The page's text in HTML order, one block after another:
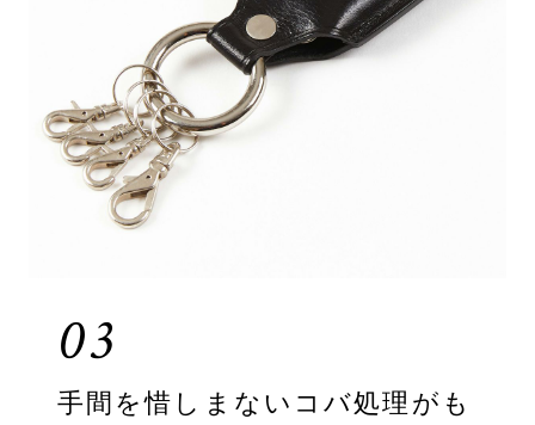
03
手間を惜しまないコバ処理がも